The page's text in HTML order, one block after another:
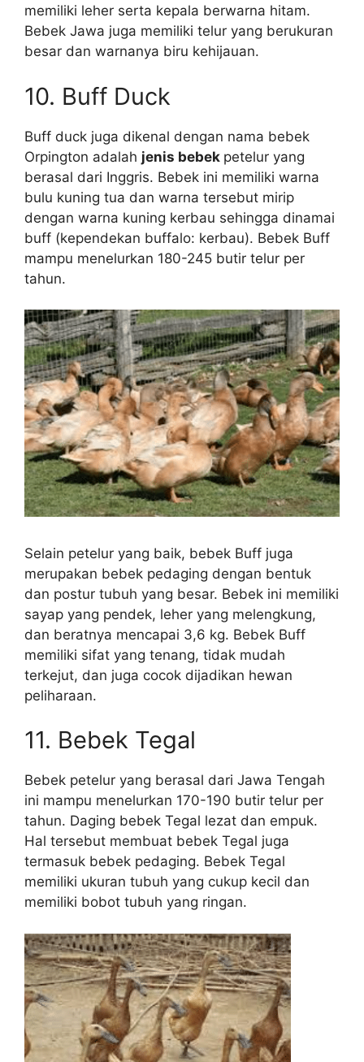
memiliki leher serta kepala berwarna hitam.
Bebek Jawa juga memiliki telur yang berukuran
besar dan warnanya biru kehijauan.
10. Buff Duck
Buff duck juga dikenal dengan nama bebek
Orpington adalah jenis bebek petelur yang
berasal dari Inggris. Bebek ini memiliki warna
bulu kuning tua dan warna tersebut mirip
dengan warna kuning kerbau sehingga dinamai
buff (kependekan buffalo: kerbau). Bebek Buff
mampu menelurkan 180-245 butir telur per
tahun.
Selain petelur yang baik, bebek Buff juga
merupakan bebek pedaging dengan bentuk
dan postur tubuh yang besar. Bebek ini memiliki
sayap yang pendek, leher yang melengkung,
dan beratnya mencapai 3,6 kg. Bebek Buff
memiliki sifat yang tenang, tidak mudah
terkejut, dan juga cocok dijadikan hewan
peliharaan.
11. Bebek Tegal
Bebek petelur yang berasal dari Jawa Tengah
ini mampu menelurkan 170-190 butir telur per
tahun. Daging bebek Tegal lezat dan empuk.
Hal tersebut membuat bebek Tegal juga
termasuk bebek pedaging. Bebek Tegal
memiliki ukuran tubuh yang cukup kecil dan
memiliki bobot tubuh yang ringan.